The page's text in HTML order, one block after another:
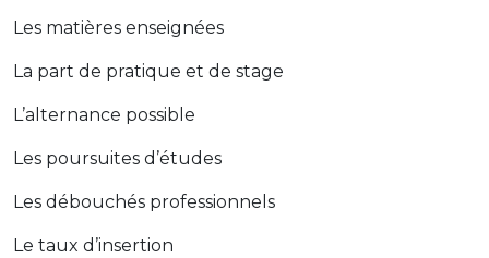
Les matières enseignées
La part de pratique et de stage
L’alternance possible
Les poursuites d’études
Les débouchés professionnels
Le taux d’insertion